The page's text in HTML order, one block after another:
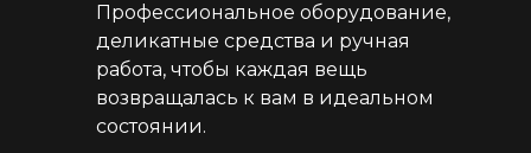
Профессиональное оборудование,
деликатные средства и ручная
работа, чтобы каждая вещь
возвращалась к вам в идеальном
состоянии.